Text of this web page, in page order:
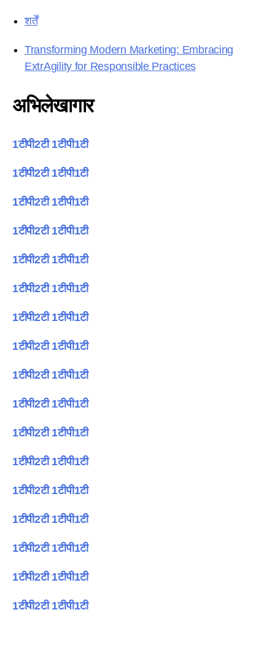
शर्तें
Transforming Modern Marketing: Embracing
ExtrAgility for Responsible Practices
अभिलेखागार
1टीपी2टी 1टीपी1टी
1टीपी2टी 1टीपी1टी
1टीपी2टी 1टीपी1टी
1टीपी2टी 1टीपी1टी
1टीपी2टी 1टीपी1टी
1टीपी2टी 1टीपी1टी
1टीपी2टी 1टीपी1टी
1टीपी2टी 1टीपी1टी
1टीपी2टी 1टीपी1टी
1टीपी2टी 1टीपी1टी
1टीपी2टी 1टीपी1टी
1टीपी2टी 1टीपी1टी
1टीपी2टी 1टीपी1टी
1टीपी2टी 1टीपी1टी
1टीपी2टी 1टीपी1टी
1टीपी2टी 1टीपी1टी
1टीपी2टी 1टीपी1टी